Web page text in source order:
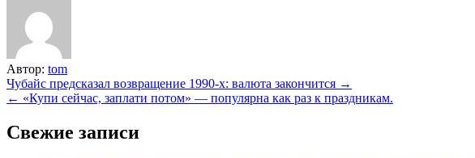
Автор: tom
Навигация
по
записям
Чубайс предсказал возвращение 1990-х: валюта закончится →
← «Купи сейчас, заплати потом» — популярна как раз к праздникам.
Свежие записи